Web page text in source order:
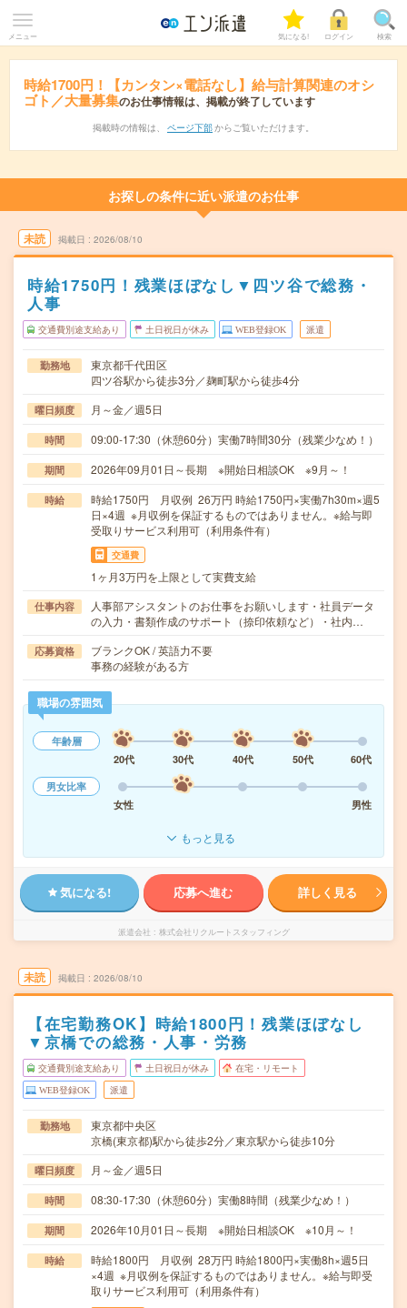
メニュー 気になる! ログイン 検索
時給1700円！【カンタン×電話なし】給与計算関連のオシ
ゴト／大量募集のお仕事情報は、掲載が終了しています
掲載時の情報は、 ページ下部 からご覧いただけます。
お探しの条件に近い派遣のお仕事
未読 掲載日 2026/08/10
時給1750円！残業ほぼなし▼四ツ谷で総務・
人事
交通費別途支給あり 土日祝日が休み WEB登録OK 派遣
勤務地
東京都千代田区
四ツ谷駅から徒歩3分／麹町駅から徒歩4分
曜日頻度 月～金／週5日
時間 09:00-17:30（休憩60分）実働7時間30分（残業少なめ！）
期間 2026年09月01日～長期 ※開始日相談OK ※9月～！
時給
時給1750円 月収例 26万円 時給1750円×実働7h30m×週5
日×4週 ※月収例を保証するものではありません。※給与即
受取りサービス利用可（利用条件有）
交通費
1ヶ月3万円を上限として実費支給
仕事内容
人事部アシスタントのお仕事をお願いします・社員データ
の入力・書類作成のサポート（捺印依頼など）・社内…
応募資格
ブランクOK / 英語力不要
事務の経験がある方
職場の雰囲気
年齢層
20代
30代 40代 50代
60代
男女比率
女性
男性
もっと見る
気になる! 応募へ進む 詳しく見る
派遣会社 株式会社リクルートスタッフィング
未読 掲載日 2026/08/10
【在宅勤務OK】時給1800円！残業ほぼなし
▼京橋での総務・人事・労務
交通費別途支給あり 土日祝日が休み 在宅・リモート
WEB登録OK 派遣
勤務地
東京都中央区
京橋(東京都)駅から徒歩2分／東京駅から徒歩10分
曜日頻度 月～金／週5日
時間 08:30-17:30（休憩60分）実働8時間（残業少なめ！）
期間 2026年10月01日～長期 ※開始日相談OK ※10月～！
時給
時給1800円 月収例 28万円 時給1800円×実働8h×週5日
×4週 ※月収例を保証するものではありません。※給与即受
取りサービス利用可（利用条件有）